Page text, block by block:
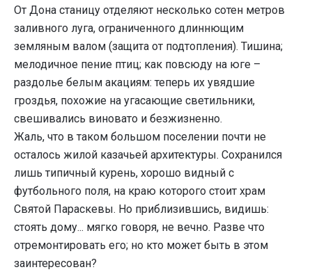
От Дона станицу отделяют несколько сотен метров
заливного луга, ограниченного длиннющим
земляным валом (защита от подтопления). Тишина;
мелодичное пение птиц; как повсюду на юге –
раздолье белым акациям: теперь их увядшие
гроздья, похожие на угасающие светильники,
свешивались виновато и безжизненно.
Жаль, что в таком большом поселении почти не
осталось жилой казачьей архитектуры. Сохранился
лишь типичный курень, хорошо видный с
футбольного поля, на краю которого стоит храм
Святой Параскевы. Но приблизившись, видишь:
стоять дому... мягко говоря, не вечно. Разве что
отремонтировать его; но кто может быть в этом
заинтересован?